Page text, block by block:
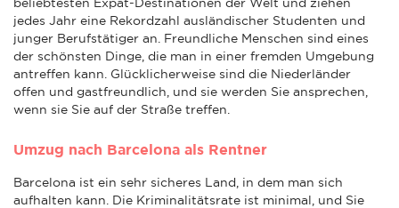
jedes Jahr eine Rekordzahl ausländischer Studenten und
junger Berufstätiger an. Freundliche Menschen sind eines
der schönsten Dinge, die man in einer fremden Umgebung
antreffen kann. Glücklicherweise sind die Niederländer
offen und gastfreundlich, und sie werden Sie ansprechen,
wenn sie Sie auf der Straße treffen.
Umzug nach Barcelona als Rentner
Barcelona ist ein sehr sicheres Land, in dem man sich
aufhalten kann. Die Kriminalitätsrate ist minimal, und Sie